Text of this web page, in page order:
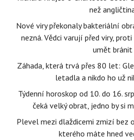
než
Nové viry překonaly bakteriální
nezná. Vědci varují před viry,
umět bránit
Záhada, která trvá přes 80 let:
letadla a nikdo ho už
Týdenní horoskop od 10. do 16.
čeká velký obrat, jedno by si
Plevel mezi dlaždicemi zmizí bez
kterého máte hned